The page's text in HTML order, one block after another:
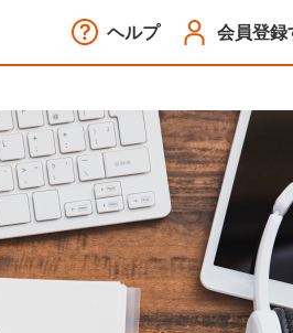
ヘルプ 会員登録